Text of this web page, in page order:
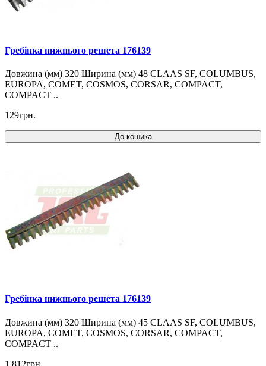
Гребінка нижнього решета 176139
Довжина (мм) 320 Ширина (мм) 48 CLAAS SF, COLUMBUS,
EUROPA, COMET, COSMOS, CORSAR, COMPACT,
COMPACT ..
129грн.
До кошика
Гребінка нижнього решета 176139
Довжина (мм) 320 Ширина (мм) 45 CLAAS SF, COLUMBUS,
EUROPA, COMET, COSMOS, CORSAR, COMPACT,
COMPACT ..
1 812грн.